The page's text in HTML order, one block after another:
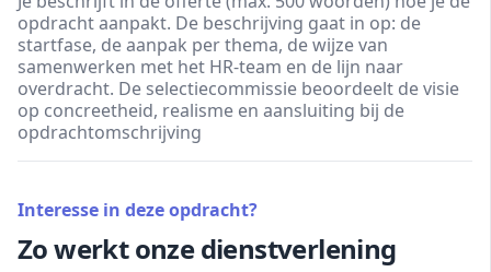
opdracht aanpakt. De beschrijving gaat in op: de
startfase, de aanpak per thema, de wijze van
samenwerken met het HR-team en de lijn naar
overdracht. De selectiecommissie beoordeelt de visie
op concreetheid, realisme en aansluiting bij de
opdrachtomschrijving
Interesse in deze opdracht?
Zo werkt onze dienstverlening